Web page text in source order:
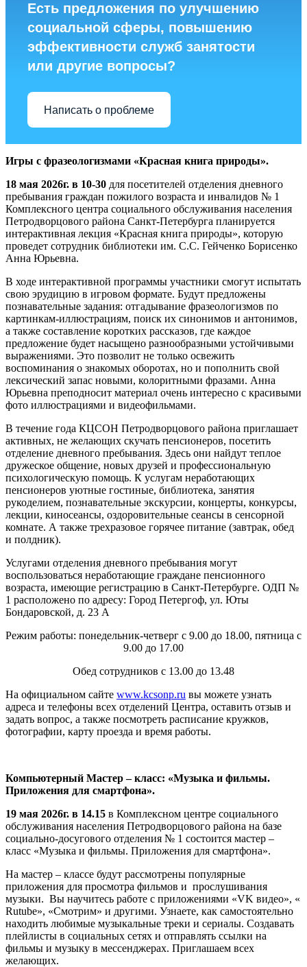
Есть предложения по улучшению
социальной сферы, повышению
эффективности служб занятости
или другие вопросы?
Написать о проблеме
Игры с фразеологизмами «Красная книга природы».
18 мая 2026г. в 10-30 для посетителей отделения дневного
пребывания граждан пожилого возраста и инвалидов № 1
Комплексного центра социального обслуживания населения
Петродворцового района Санкт-Петербурга планируется
интерактивная лекция «Красная книга природы», которую
проведет сотрудник библиотеки им. С.С. Гейченко Борисенко
Анна Юрьевна.
В ходе интерактивной программы участники смогут испытать
свою эрудицию в игровом формате. Будут предложены
познавательные задания: отгадывание фразеологизмов по
картинкам-иллюстрациям, поиск их синонимов и антонимов,
а также составление коротких рассказов, где каждое
предложение будет насыщено разнообразными устойчивыми
выражениями. Это позволит не только освежить
воспоминания о знакомых оборотах, но и пополнить свой
лексический запас новыми, колоритными фразами. Анна
Юрьевна преподносит материал очень интересно с красивыми
фото иллюстрациями и видеофильмами.
В течение года КЦСОН Петродворцового района приглашает
активных, не желающих скучать пенсионеров, посетить
отделение дневного пребывания. Здесь они найдут теплое
дружеское общение, новых друзей и профессиональную
психологическую помощь. К услугам неработающих
пенсионеров уютные гостиные, библиотека, занятия
рукоделием, познавательные экскурсии, концерты, конкурсы,
лекции, киносеансы, оздоровительные сеансы в сенсорной
комнате. А также трехразовое горячее питание (завтрак, обед
и полдник).
Услугами отделения дневного пребывания могут
воспользоваться неработающие граждане пенсионного
возраста, имеющие регистрацию в Санкт-Петербурге. ОДП №
1 расположено по адресу: Город Петергоф, ул. Юты
Бондаровской, д. 23 А
Режим работы: понедельник-четверг с 9.00 до 18.00, пятница с
9.00 до 17.00
Обед сотрудников с 13.00 до 13.48
На официальном сайте www.kcsonp.ru вы можете узнать
адреса и телефоны всех отделений Центра, оставить отзыв и
задать вопрос, а также посмотреть расписание кружков,
фотографии, карту проезда и время работы.
Компьютерный Мастер – класс: «Музыка и фильмы.
Приложения для смартфона».
19 мая 2026г. в 14.15 в Комплексном центре социального
обслуживания населения Петродворцового района на базе
социально-досугового отделения № 1 состоится мастер –
класс «Музыка и фильмы. Приложения для смартфона».
На мастер – классе будут рассмотрены популярные
приложения для просмотра фильмов и прослушивания
музыки. Вы научитесь работе с приложениями «VK видео», «
Rutube», «Смотрим» и другими. Узнаете, как самостоятельно
находить любимые музыкальные треки и сериалы. Создавать
плейлисты в социальных сетях и отправлять ссылки на
фильмы и музыку в мессенджерах. Приглашаем всех
желающих.